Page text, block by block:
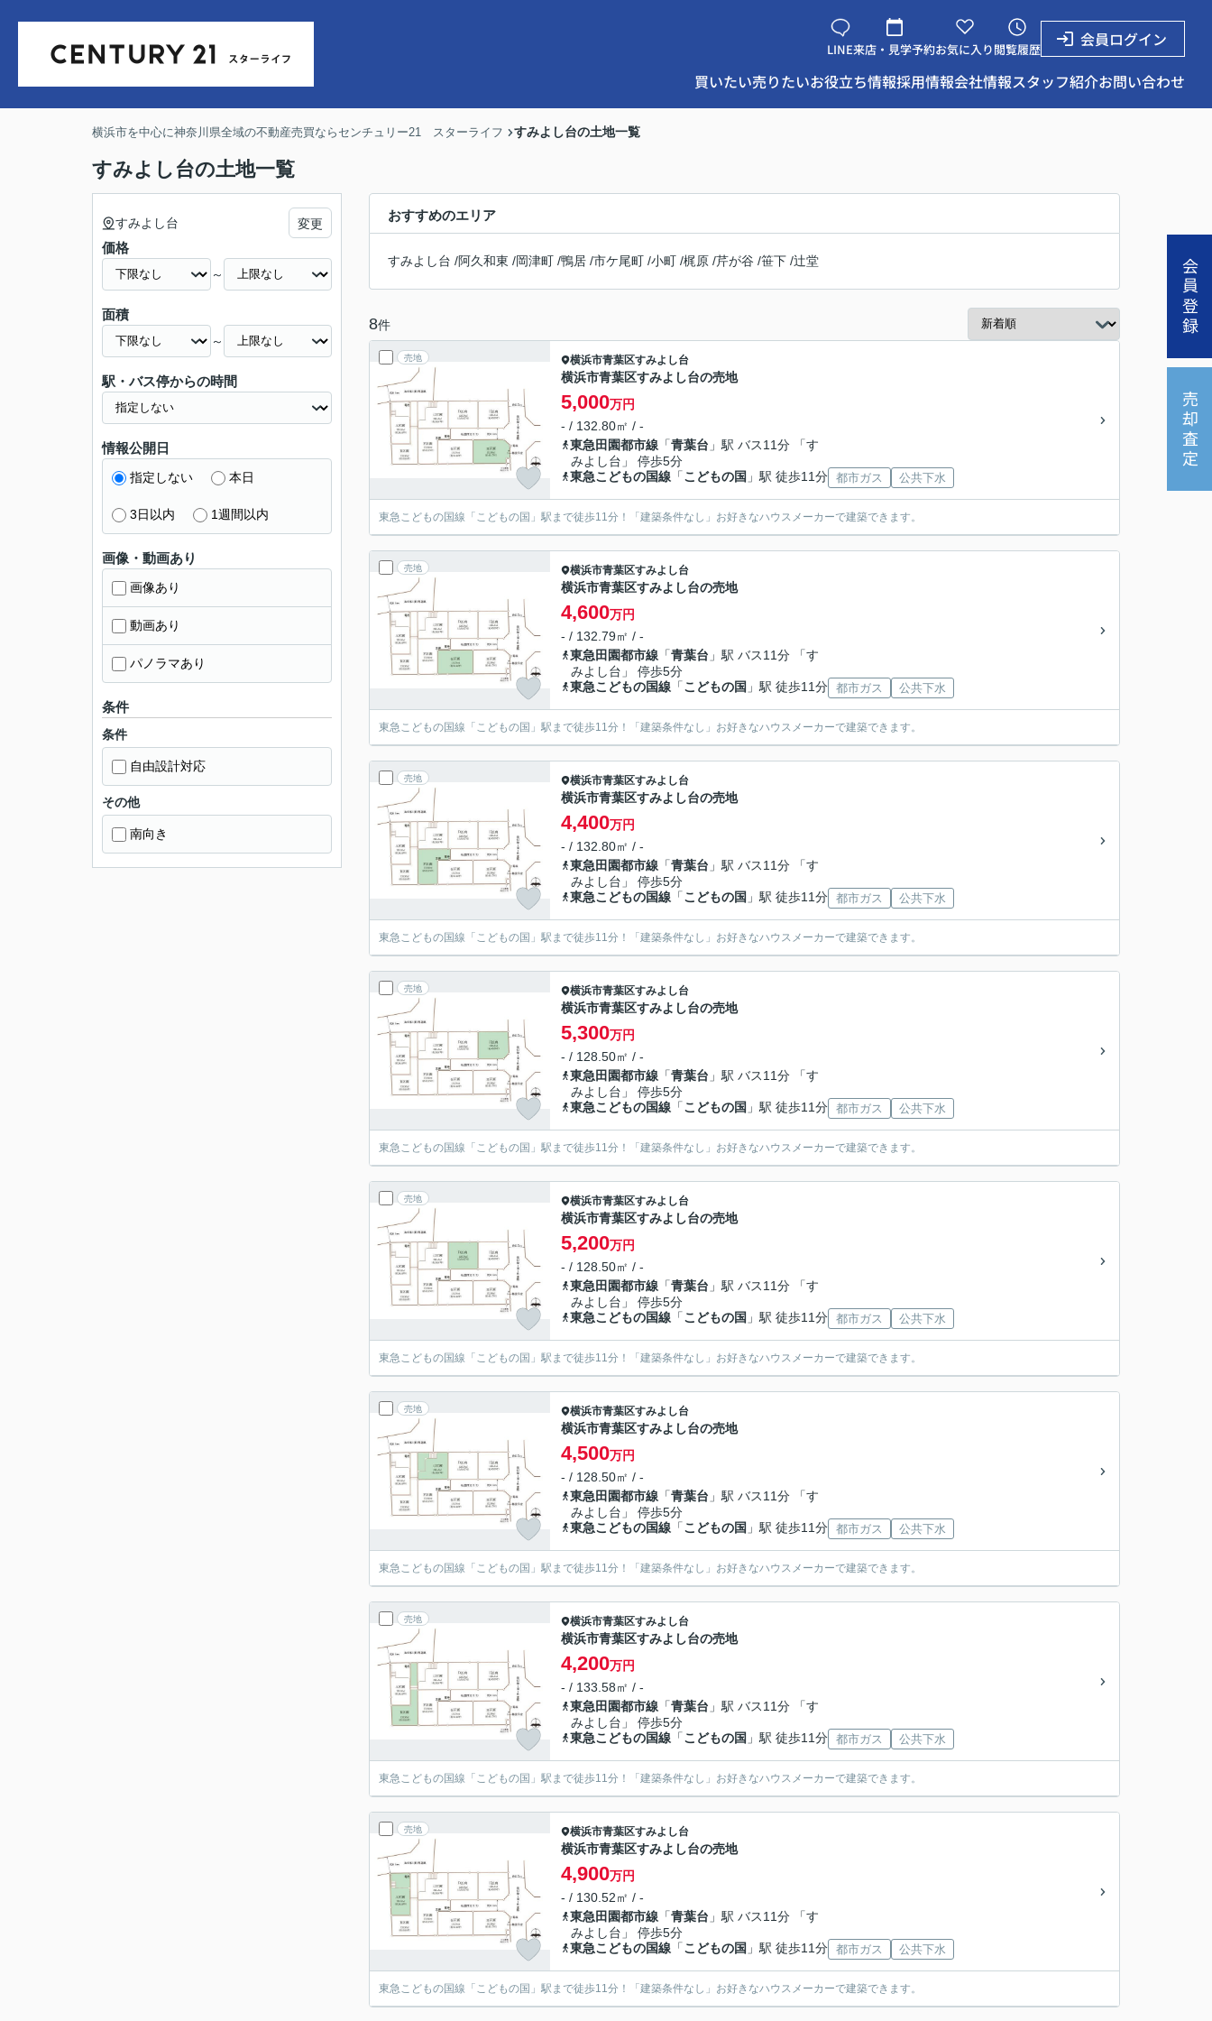
LINE来店・見学予約お気に入り閲覧履歴
会員ログイン
買いたい売りたいお役立ち情報採用情報会社情報スタッフ紹介お問い合わせ
会員登録
売却査定
横浜市を中心に神奈川県全域の不動産売買ならセンチュリー21 スターライフ すみよし台の土地一覧
すみよし台の土地一覧
おすすめのエリア
すみよし台 /阿久和東 /岡津町 /鴨居 /市ケ尾町 /小町 /梶原 /芹が谷 /笹下 /辻堂
8件
売地 横浜市青葉区すみよし台
横浜市青葉区すみよし台の売地
5,000万円
- / 132.80㎡ / -
東急田園都市線 「青葉台 」駅 バス11分 「す
みよし台」 停歩5分
東急こどもの国線 「こどもの国 」駅 徒歩11分 都市ガス 公共下水
東急こどもの国線「こどもの国」駅まで徒歩11分！「建築条件なし」お好きなハウスメーカーで建築できます。
売地 横浜市青葉区すみよし台
横浜市青葉区すみよし台の売地
4,600万円
- / 132.79㎡ / -
東急田園都市線 「青葉台 」駅 バス11分 「す
みよし台」 停歩5分
東急こどもの国線 「こどもの国 」駅 徒歩11分 都市ガス 公共下水
東急こどもの国線「こどもの国」駅まで徒歩11分！「建築条件なし」お好きなハウスメーカーで建築できます。
売地 横浜市青葉区すみよし台
横浜市青葉区すみよし台の売地
4,400万円
- / 132.80㎡ / -
東急田園都市線 「青葉台 」駅 バス11分 「す
みよし台」 停歩5分
東急こどもの国線 「こどもの国 」駅 徒歩11分 都市ガス 公共下水
東急こどもの国線「こどもの国」駅まで徒歩11分！「建築条件なし」お好きなハウスメーカーで建築できます。
売地 横浜市青葉区すみよし台
横浜市青葉区すみよし台の売地
5,300万円
- / 128.50㎡ / -
東急田園都市線 「青葉台 」駅 バス11分 「す
みよし台」 停歩5分
東急こどもの国線 「こどもの国 」駅 徒歩11分 都市ガス 公共下水
東急こどもの国線「こどもの国」駅まで徒歩11分！「建築条件なし」お好きなハウスメーカーで建築できます。
売地 横浜市青葉区すみよし台
横浜市青葉区すみよし台の売地
5,200万円
- / 128.50㎡ / -
東急田園都市線 「青葉台 」駅 バス11分 「す
みよし台」 停歩5分
東急こどもの国線 「こどもの国 」駅 徒歩11分 都市ガス 公共下水
東急こどもの国線「こどもの国」駅まで徒歩11分！「建築条件なし」お好きなハウスメーカーで建築できます。
売地 横浜市青葉区すみよし台
横浜市青葉区すみよし台の売地
4,500万円
- / 128.50㎡ / -
東急田園都市線 「青葉台 」駅 バス11分 「す
みよし台」 停歩5分
東急こどもの国線 「こどもの国 」駅 徒歩11分 都市ガス 公共下水
東急こどもの国線「こどもの国」駅まで徒歩11分！「建築条件なし」お好きなハウスメーカーで建築できます。
売地 横浜市青葉区すみよし台
横浜市青葉区すみよし台の売地
4,200万円
- / 133.58㎡ / -
東急田園都市線 「青葉台 」駅 バス11分 「す
みよし台」 停歩5分
東急こどもの国線 「こどもの国 」駅 徒歩11分 都市ガス 公共下水
東急こどもの国線「こどもの国」駅まで徒歩11分！「建築条件なし」お好きなハウスメーカーで建築できます。
売地 横浜市青葉区すみよし台
横浜市青葉区すみよし台の売地
4,900万円
- / 130.52㎡ / -
東急田園都市線 「青葉台 」駅 バス11分 「す
みよし台」 停歩5分
東急こどもの国線 「こどもの国 」駅 徒歩11分 都市ガス 公共下水
東急こどもの国線「こどもの国」駅まで徒歩11分！「建築条件なし」お好きなハウスメーカーで建築できます。
すみよし台 変更
価格
～
面積
～
駅・バス停からの時間
情報公開日
指定しない 本日
3日以内 1週間以内
画像・動画あり
画像あり
動画あり
パノラマあり
条件
条件
自由設計対応
その他
南向き